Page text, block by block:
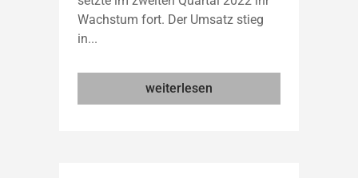
Wachstum fort. Der Umsatz stieg
in...
weiterlesen